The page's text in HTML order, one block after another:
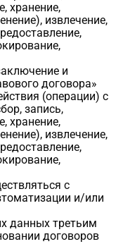
хранение,
извлечение,
и
договора»
(операции) с
запись,
хранение,
извлечение,
с
и/или
данных третьим
договоров